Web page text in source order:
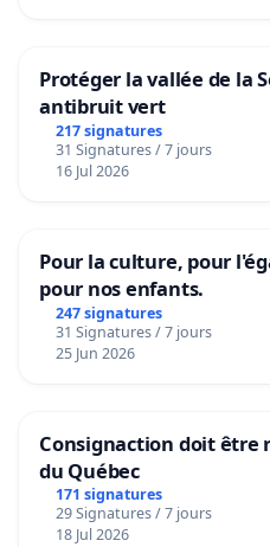
Protéger la vallée de la
antibruit vert
217 signatures
31 Signatures / 7 jours
16 Jul 2026
Pour la culture, pour
pour nos enfants.
247 signatures
31 Signatures / 7 jours
25 Jun 2026
Consignaction doit être
du Québec
171 signatures
29 Signatures / 7 jours
18 Jul 2026